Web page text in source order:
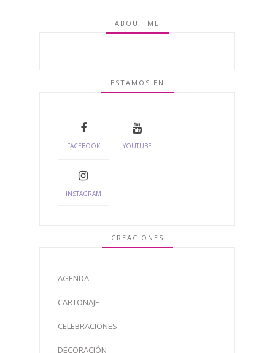
ABOUT ME
ESTAMOS EN
FACEBOOK YOUTUBE
INSTAGRAM
CREACIONES
AGENDA
CARTONAJE
CELEBRACIONES
DECORACIÓN